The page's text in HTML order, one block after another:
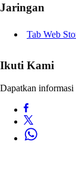
Jaringan
Tab Web
Ikuti Kami
Dapatkan informasi